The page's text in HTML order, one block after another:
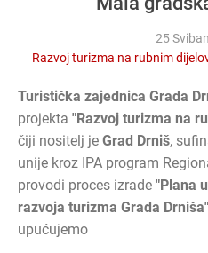
25
Razvoj turizma na rubnim
Turistička zajednica Grada
projekta "Razvoj turizma na
čiji nositelj je Grad Drniš,
unije kroz IPA program
provodi proces izrade "Plana
razvoja turizma Grada Drniša"
upućujemo